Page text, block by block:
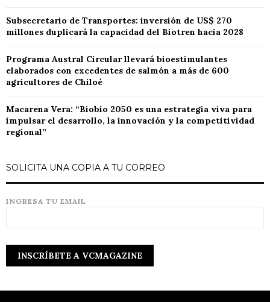
Subsecretario de Transportes: inversión de US$ 270
millones duplicará la capacidad del Biotren hacia 2028
Programa Austral Circular llevará bioestimulantes
elaborados con excedentes de salmón a más de 600
agricultores de Chiloé
Macarena Vera: “Biobío 2050 es una estrategia viva para
impulsar el desarrollo, la innovación y la competitividad
regional”
SOLICITA UNA COPIA A TU CORREO
INGRESA TU EMAIL